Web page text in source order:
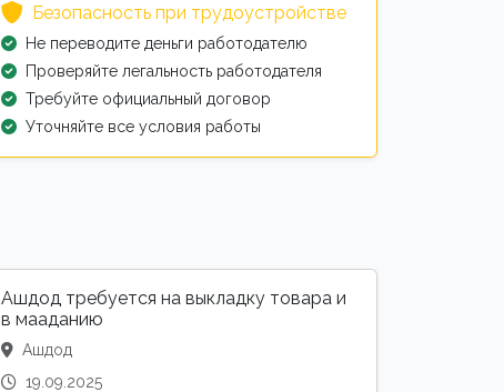
Безопасность при трудоустройстве
Не переводите деньги работодателю
Проверяйте легальность работодателя
Требуйте официальный договор
Уточняйте все условия работы
Ашдод требуется на выкладку товара и
в мааданию
Ашдод
19.09.2025